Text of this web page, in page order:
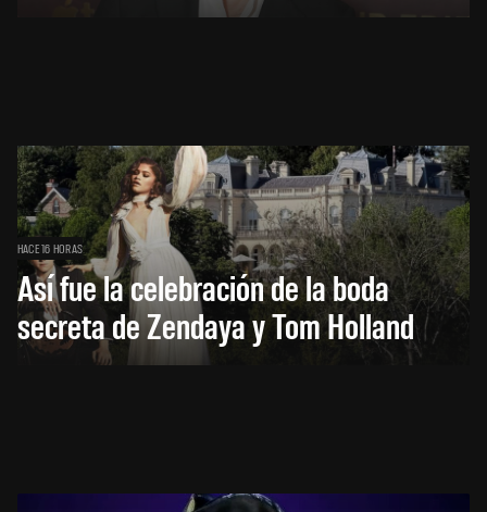
HACE 16 HORAS
Así fue la celebración de la boda
secreta de Zendaya y Tom Holland